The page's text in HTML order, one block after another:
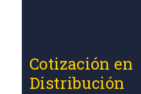
Cotización en
Distribución